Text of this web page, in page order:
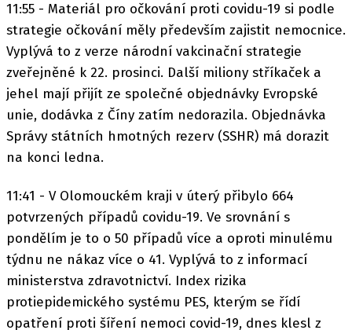
11:55 - Materiál pro očkování proti covidu-19 si podle
strategie očkování měly především zajistit nemocnice.
Vyplývá to z verze národní vakcinační strategie
zveřejněné k 22. prosinci. Další miliony stříkaček a
jehel mají přijít ze společné objednávky Evropské
unie, dodávka z Číny zatím nedorazila. Objednávka
Správy státních hmotných rezerv (SSHR) má dorazit
na konci ledna.
11:41 - V Olomouckém kraji v úterý přibylo 664
potvrzených případů covidu-19. Ve srovnání s
pondělím je to o 50 případů více a oproti minulému
týdnu ne nákaz více o 41. Vyplývá to z informací
ministerstva zdravotnictví. Index rizika
protiepidemického systému PES, kterým se řídí
opatření proti šíření nemoci covid-19, dnes klesl z